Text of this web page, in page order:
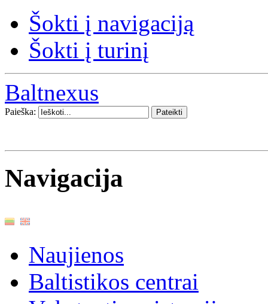
Šokti į navigaciją
Šokti į turinį
Baltnexus
Paieška:
Navigacija
Naujienos
Baltistikos centrai